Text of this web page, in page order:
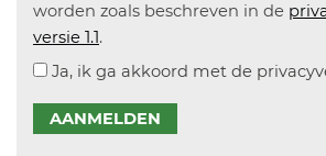
worden zoals beschreven in de
versie 1.1.
Ja, ik ga akkoord met de
AANMELDEN